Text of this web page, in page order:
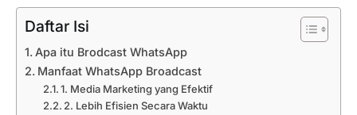
Daftar Isi
Apa itu Brodcast WhatsApp
Manfaat WhatsApp Broadcast
1. Media Marketing yang Efektif
2. Lebih Efisien Secara Waktu